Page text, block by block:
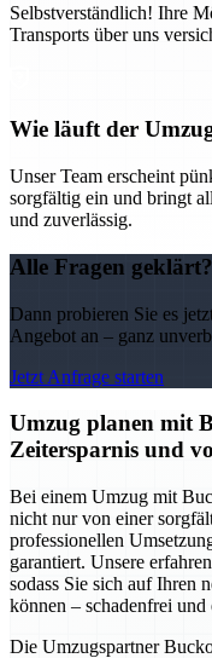
Selbstverständlich! Ihre
Transports über uns
Wie läuft der
Unser Team erscheint
sorgfältig ein und bringt
und zuverlässig.
Alle Fragen geklärt?
Dann probieren Sie es
Angebot an – ganz
Jetzt Anfrage starten
Umzug planen mit
Zeitersparnis und
Bei einem Umzug mit
nicht nur von einer
professionellen
garantiert. Unsere
sodass Sie sich auf Ihren
können – schadenfrei und
Die Umzugspartner